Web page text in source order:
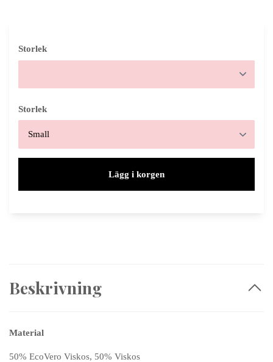
Storlek
Storlek
Lägg i korgen
Beskrivning
Material
50% EcoVero Viskos, 50% Viskos